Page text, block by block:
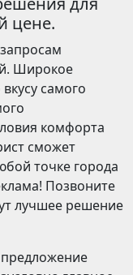
цене.
Широкое
самого
комфорта
сможет
точке города
Позвоните
лучшее решение